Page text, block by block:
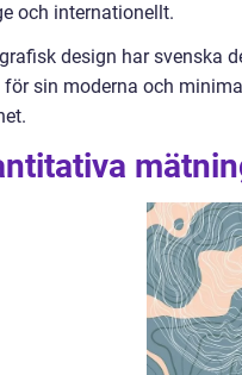
och internationellt.
design har svenska
för sin moderna och